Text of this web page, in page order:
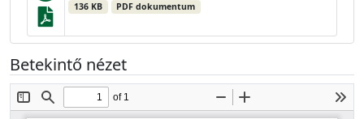
136 KB PDF dokumentum
Betekintő nézet